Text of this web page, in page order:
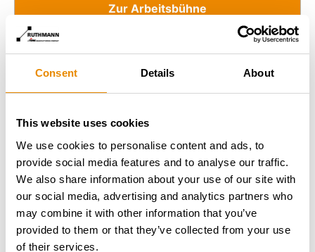
Consent Details About
This website uses cookies
We use cookies to personalise content and ads, to
provide social media features and to analyse our traffic.
We also share information about your use of our site with
our social media, advertising and analytics partners who
may combine it with other information that you’ve
provided to them or that they’ve collected from your use
of their services.
Zur Arbeitsbühne